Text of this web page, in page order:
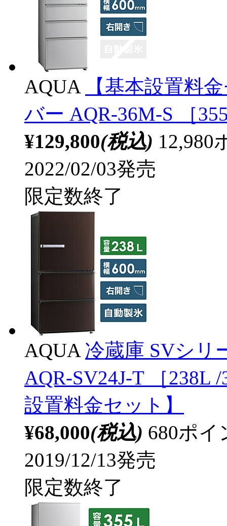
AQUA
【基本設置料
バー AQR-36M-S ［
¥129,800(税込) 12,980
2022/02/03発売
限定数終了
AQUA 冷蔵庫 SVシリ
AQR-SV24J-T ［238L
設置料金セット】
¥68,000(税込) 680ポ
2019/12/13発売
限定数終了